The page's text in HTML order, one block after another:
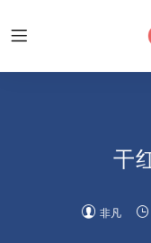
干
非凡